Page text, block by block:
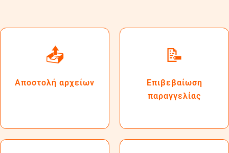
📤
Αποστολή αρχείων
📝
Επιβεβαίωση
παραγγελίας